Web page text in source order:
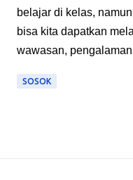
belajar di kelas,
bisa kita dapatkan
wawasan,
SOSOK